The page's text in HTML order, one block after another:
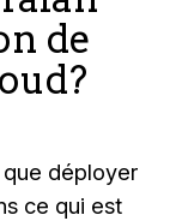
de
que déployer
ce qui est